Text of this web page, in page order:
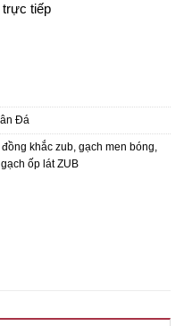
trực tiếp
Đá
khắc zub, gạch men bóng,
gạch ốp lát ZUB